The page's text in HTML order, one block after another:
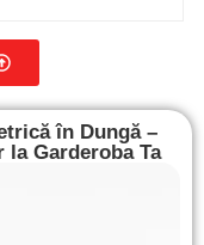
în Dungă –
Garderoba Ta